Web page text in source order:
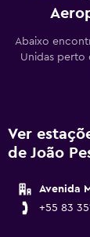
Abaixo
Unidas perto
Ver
de João
Avenida
+55 83